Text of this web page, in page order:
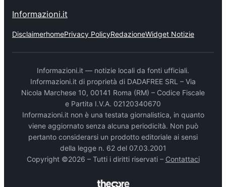
Informazioni.it
DisclaimerhomePrivacy PolicyRedazioneWidget Notizie
Informazioni.it — notizie locali da fonti ufficiali.
Informazioni.it di proprietà di DADAFREE SRL – Via
Nicola Marchese 10, 00141 Roma (RM) – Codice Fiscale
e Partita I.V.A. 02120340670
Informazioni.it non è una testata giornalistica, in quanto
viene aggiornato senza alcuna periodicità. Non può
pertanto considerarsi un prodotto editoriale ai sensi
della legge n. 62 del 07.03.2001
Copyright ©2026 – Tutti i diritti riservati – Contattaci